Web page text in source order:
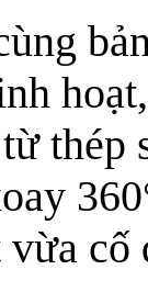
thép